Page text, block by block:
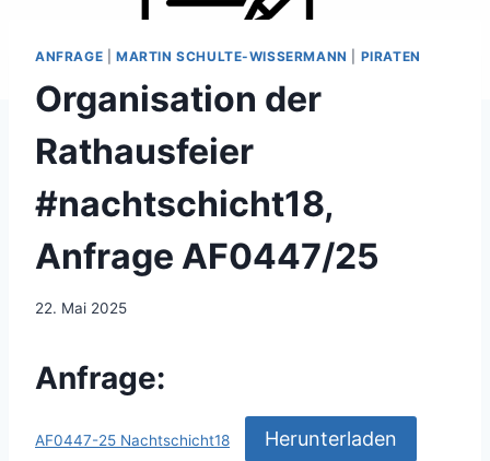
ANFRAGE MARTIN SCHULTE-WISSERMANN PIRATEN
Organisation der
Rathausfeier
#nachtschicht18,
Anfrage AF0447/25
22. Mai 2025
Anfrage:
AF0447-25 Nachtschicht18 Herunterladen